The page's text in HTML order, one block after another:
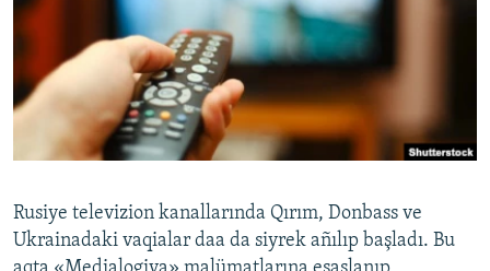
FİKİR
Русский
Українською
Rusiye televizion kanallarında Qırım, Donbass ve
Ukrainadaki vaqialar daa da siyrek añılıp başladı. Bu